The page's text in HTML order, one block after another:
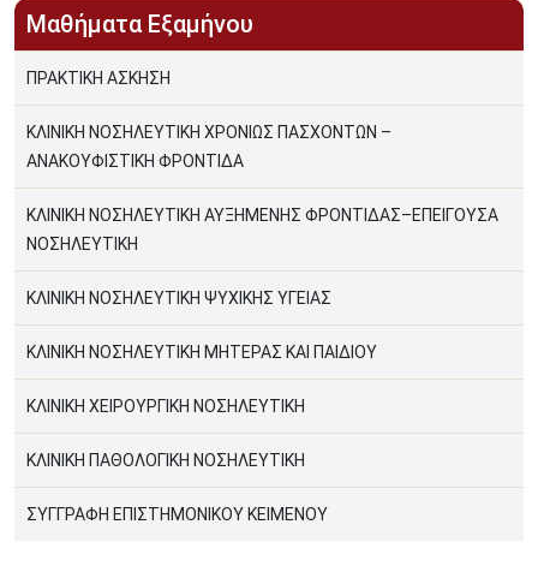
Μαθήματα Εξαμήνου
ΠΡΑΚΤΙΚΗ ΑΣΚΗΣΗ
ΚΛΙΝΙΚΗ ΝΟΣΗΛΕΥΤΙΚΗ ΧΡΟΝΙΩΣ ΠΑΣΧΟΝΤΩΝ –
ΑΝΑΚΟΥΦΙΣΤΙΚΗ ΦΡΟΝΤΙΔΑ
ΚΛΙΝΙΚΗ ΝΟΣΗΛΕΥΤΙΚΗ ΑΥΞΗΜΕΝΗΣ ΦΡΟΝΤΙΔΑΣ–ΕΠΕΙΓΟΥΣΑ
ΝΟΣΗΛΕΥΤΙΚΗ
ΚΛΙΝΙΚΗ ΝΟΣΗΛΕΥΤΙΚΗ ΨΥΧΙΚΗΣ ΥΓΕΙΑΣ
ΚΛΙΝΙΚΗ ΝΟΣΗΛΕΥΤΙΚΗ ΜΗΤΕΡΑΣ ΚΑΙ ΠΑΙΔΙΟΥ
ΚΛΙΝΙΚΗ ΧΕΙΡΟΥΡΓΙΚΗ ΝΟΣΗΛΕΥΤΙΚΗ
ΚΛΙΝΙΚΗ ΠΑΘΟΛΟΓΙΚΗ ΝΟΣΗΛΕΥΤΙΚΗ
ΣΥΓΓΡΑΦΗ ΕΠΙΣΤΗΜΟΝΙΚΟΥ ΚΕΙΜΕΝΟΥ